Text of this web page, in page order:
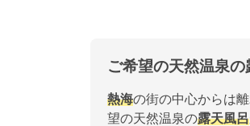
ご希望の天然温泉の
熱海の街の中心からは
望の天然温泉の露天風呂